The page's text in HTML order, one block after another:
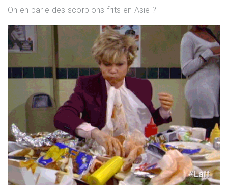
On en parle des scorpions frits en Asie ?